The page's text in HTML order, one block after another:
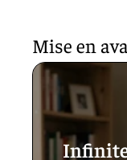
Mise en
Infinite